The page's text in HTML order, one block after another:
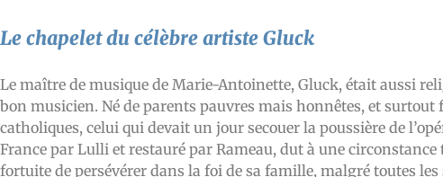
Le chapelet du célèbre artiste Gluck
Le maître de musique de Marie-Antoinette, Gluck, était aussi
bon musicien. Né de parents pauvres mais honnêtes, et surtout
catholiques, celui qui devait un jour secouer la poussière de
France par Lulli et restauré par Rameau, dut à une circonstance
fortuite de persévérer dans la foi de sa famille, malgré toutes les